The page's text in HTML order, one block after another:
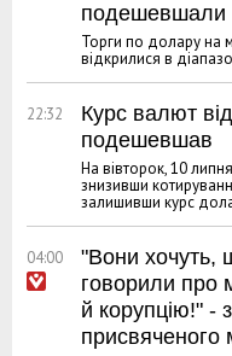
подешевшали
Торги по долару на
відкрилися в
22:32
Курс валют
подешевшав
На вівторок, 10
знизивши
залишивши курс
04:00
"Вони хочуть,
говорили про
й корупцію!" -